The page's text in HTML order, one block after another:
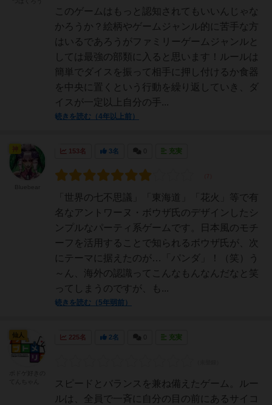
このゲームはもっと認知されてもいいんじゃな
かろうか？絵柄やゲームジャンル的に苦手な方
はいるであろうがファミリーゲームジャンルと
しては最強の部類に入ると思います！ルールは
簡単でダイスを振って相手に押し付けるか食器
を中央に置くという行動を繰り返していき、ダ
イスが一定以上自分の手...
続きを読む（4年以上前）
153名 3名 充実
「世界の七不思議」「東海道」「花火」等で有
名なアントワーヌ・ボウザ氏のデザインしたシ
ンプルなパーティ系ゲームです。日本風のモチ
ーフを活用することで知られるボウザ氏が、次
にテーマに据えたのが…「パンダ」！（笑）う
～ん、海外の認識ってこんなもんなんだなと笑
ってしまうのですが、も...
続きを読む（5年弱前）
225名 2名 充実
スピードとバランスを兼ね備えたゲーム。ルー
ルは、全員で一斉に自分の目の前にあるサイコ
仙人